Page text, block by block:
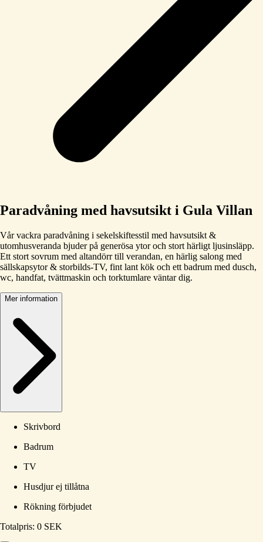
Paradvåning med havsutsikt i Gula Villan
Vår vackra paradvåning i sekelskiftesstil med havsutsikt &
utomhusveranda bjuder på generösa ytor och stort härligt ljusinsläpp.
Ett stort sovrum med altandörr till verandan, en härlig salong med
sällskapsytor & storbilds-TV, fint lant kök och ett badrum med dusch,
wc, handfat, tvättmaskin och torktumlare väntar dig.
Mer information
Skrivbord
Badrum
TV
Husdjur ej tillåtna
Rökning förbjudet
Totalpris: 0 SEK